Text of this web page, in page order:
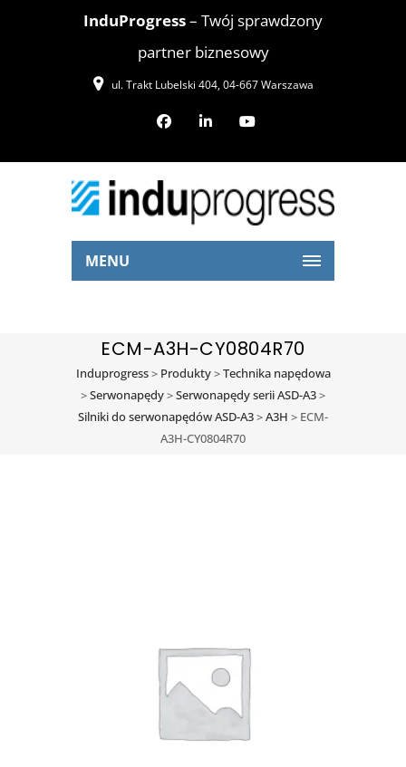
InduProgress– Twój sprawdzony
partner biznesowy
ul. Trakt Lubelski 404, 04-667 Warszawa
MENU
ECM-A3H-CY0804R70
Induprogress> Produkty>Technika napędowa
>Serwonapędy>Serwonapędy serii ASD-A3>
Silniki do serwonapędów ASD-A3>A3H > ECM-
A3H-CY0804R70